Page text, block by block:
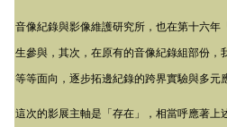
音像紀錄與影像維護研究所，也在第十六
生參與，其次，在原有的音像紀錄組部份
等等面向，逐步拓邊紀錄的跨界實驗與多元
這次的影展主軸是「存在」，相當呼應著